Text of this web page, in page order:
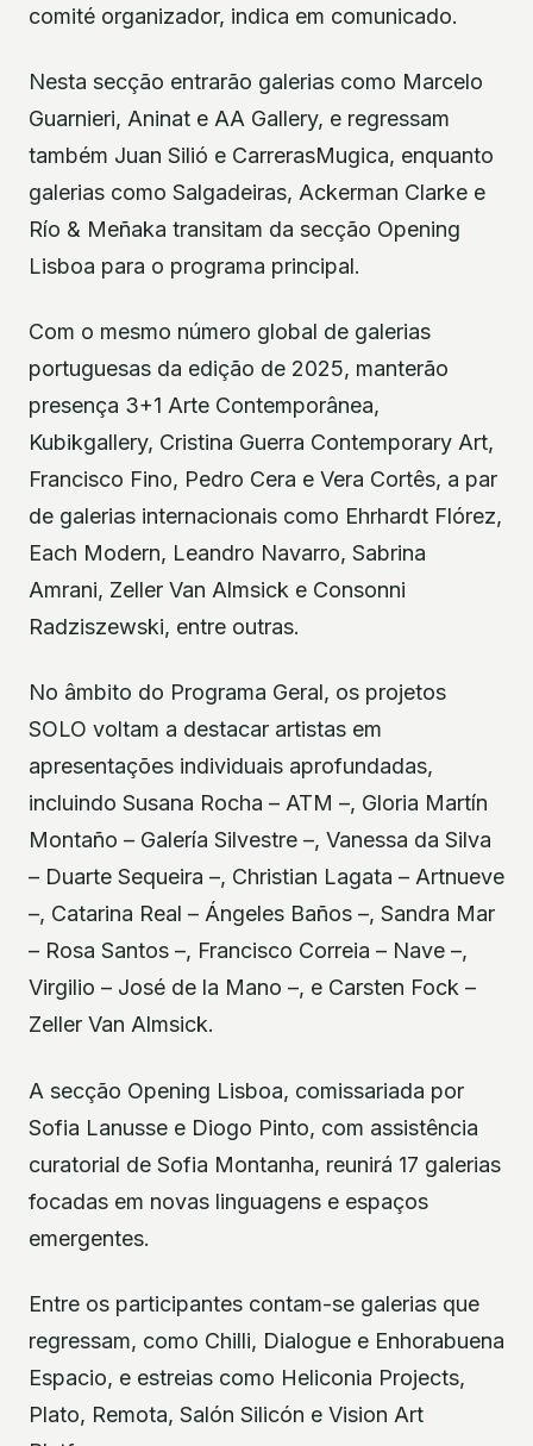
comité organizador, indica em comunicado.
Nesta secção entrarão galerias como Marcelo
Guarnieri, Aninat e AA Gallery, e regressam
também Juan Silió e CarrerasMugica, enquanto
galerias como Salgadeiras, Ackerman Clarke e
Río & Meñaka transitam da secção Opening
Lisboa para o programa principal.
Com o mesmo número global de galerias
portuguesas da edição de 2025, manterão
presença 3+1 Arte Contemporânea,
Kubikgallery, Cristina Guerra Contemporary Art,
Francisco Fino, Pedro Cera e Vera Cortês, a par
de galerias internacionais como Ehrhardt Flórez,
Each Modern, Leandro Navarro, Sabrina
Amrani, Zeller Van Almsick e Consonni
Radziszewski, entre outras.
No âmbito do Programa Geral, os projetos
SOLO voltam a destacar artistas em
apresentações individuais aprofundadas,
incluindo Susana Rocha – ATM –, Gloria Martín
Montaño – Galería Silvestre –, Vanessa da Silva
– Duarte Sequeira –, Christian Lagata – Artnueve
–, Catarina Real – Ángeles Baños –, Sandra Mar
– Rosa Santos –, Francisco Correia – Nave –,
Virgilio – José de la Mano –, e Carsten Fock –
Zeller Van Almsick.
A secção Opening Lisboa, comissariada por
Sofia Lanusse e Diogo Pinto, com assistência
curatorial de Sofia Montanha, reunirá 17 galerias
focadas em novas linguagens e espaços
emergentes.
Entre os participantes contam-se galerias que
regressam, como Chilli, Dialogue e Enhorabuena
Espacio, e estreias como Heliconia Projects,
Plato, Remota, Salón Silicón e Vision Art